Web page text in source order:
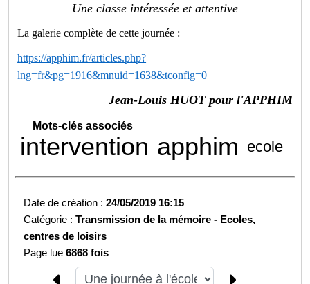
Une classe intéressée et attentive
La galerie complète de cette journée :
https://apphim.fr/articles.php?
lng=fr&pg=1916&mnuid=1638&tconfig=0
Jean-Louis HUOT pour l'APPHIM
Mots-clés associés
intervention apphim ecole
Date de création :24/05/2019 16:15
Catégorie :Transmission de la mémoire - Ecoles,
centres de loisirs
Page lue6868 fois